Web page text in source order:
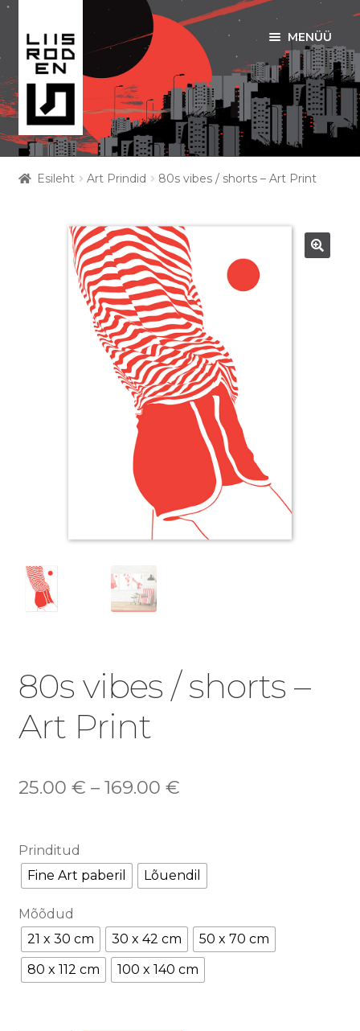
Liigu
navigeerimisele
Liigu
sisu
juurde
MENÜÜ
ART PRINDID
EESTI MOTIIVID
Esileht Art Prindid 80s vibes / shorts – Art Print
80s vibes / shorts –
Art Print
25.00 € – 169.00 €
Prinditud
Fine Art paberil
Lõuendil
Mõõdud
21 x 30 cm
30 x 42 cm
50 x 70 cm
80 x 112 cm
100 x 140 cm